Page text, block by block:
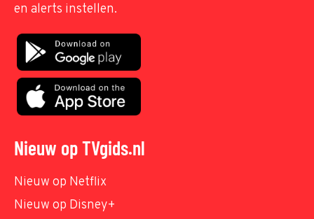
en alerts instellen.
Nieuw op TVgids.nl
Nieuw op Netflix
Nieuw op Disney+